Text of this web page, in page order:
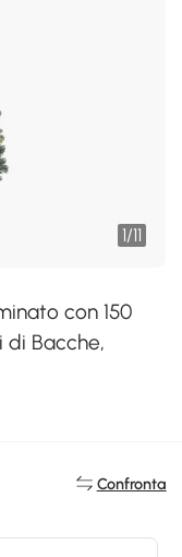
1/11
con 150
di Bacche,
Confronta